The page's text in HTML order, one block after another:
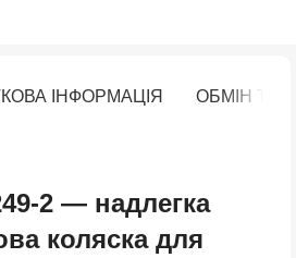
ІНФОРМАЦІЯ ОБМІН ТА
2 — надлегка
коляска для